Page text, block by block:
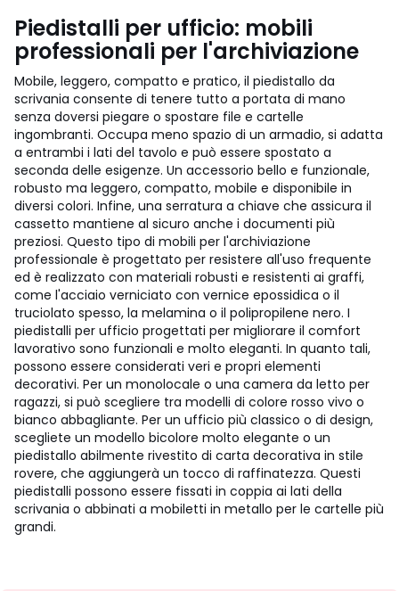
Piedistalli per ufficio: mobili
professionali per l'archiviazione
Mobile, leggero, compatto e pratico, il piedistallo da
scrivania consente di tenere tutto a portata di mano
senza doversi piegare o spostare file e cartelle
ingombranti. Occupa meno spazio di un armadio, si adatta
a entrambi i lati del tavolo e può essere spostato a
seconda delle esigenze. Un accessorio bello e funzionale,
robusto ma leggero, compatto, mobile e disponibile in
diversi colori. Infine, una serratura a chiave che assicura il
cassetto mantiene al sicuro anche i documenti più
preziosi. Questo tipo di mobili per l'archiviazione
professionale è progettato per resistere all'uso frequente
ed è realizzato con materiali robusti e resistenti ai graffi,
come l'acciaio verniciato con vernice epossidica o il
truciolato spesso, la melamina o il polipropilene nero. I
piedistalli per ufficio progettati per migliorare il comfort
lavorativo sono funzionali e molto eleganti. In quanto tali,
possono essere considerati veri e propri elementi
decorativi. Per un monolocale o una camera da letto per
ragazzi, si può scegliere tra modelli di colore rosso vivo o
bianco abbagliante. Per un ufficio più classico o di design,
scegliete un modello bicolore molto elegante o un
piedistallo abilmente rivestito di carta decorativa in stile
rovere, che aggiungerà un tocco di raffinatezza. Questi
piedistalli possono essere fissati in coppia ai lati della
scrivania o abbinati a mobiletti in metallo per le cartelle più
grandi.